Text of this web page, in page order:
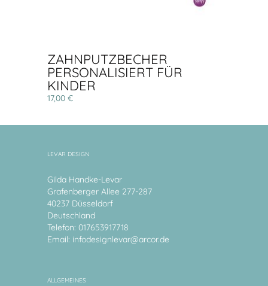
ZAHNPUTZBECHER
PERSONALISIERT FÜR
KINDER
17,00 €
LEVAR DESIGN
Gilda Handke-Levar
Grafenberger Allee 277-287
40237 Düsseldorf
Deutschland
Telefon: 017653917718
Email: infodesignlevar@arcor.de
ALLGEMEINES